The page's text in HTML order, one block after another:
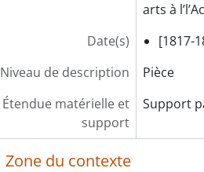
arts à
Date(s)
[1817-
Niveau de description
Pièce
Étendue matérielle et
support
Support
Zone du contexte